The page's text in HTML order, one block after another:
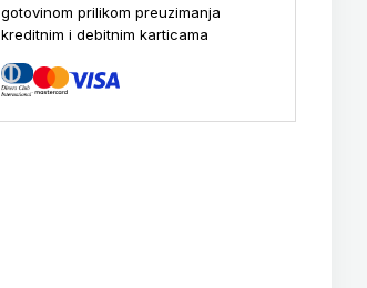
gotovinom prilikom preuzimanja
kreditnim i debitnim karticama